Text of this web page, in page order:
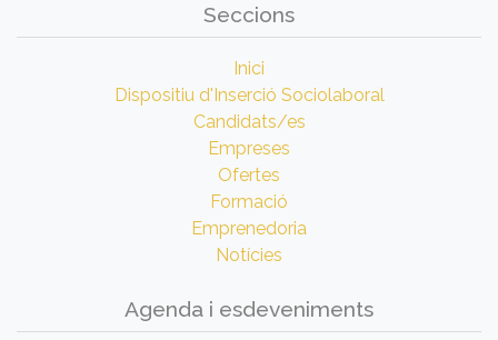
Seccions
Inici
Dispositiu d'Inserció Sociolaboral
Candidats/es
Empreses
Ofertes
Formació
Emprenedoria
Notícies
Agenda i esdeveniments